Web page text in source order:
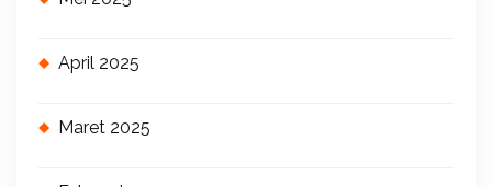
April 2025
Maret 2025